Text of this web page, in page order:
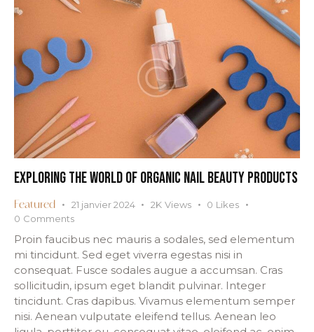
EXPLORING THE WORLD OF ORGANIC NAIL BEAUTY PRODUCTS
Featured 21 janvier 2024 2K Views 0 Likes
0 Comments
Proin faucibus nec mauris a sodales, sed elementum
mi tincidunt. Sed eget viverra egestas nisi in
consequat. Fusce sodales augue a accumsan. Cras
sollicitudin, ipsum eget blandit pulvinar. Integer
tincidunt. Cras dapibus. Vivamus elementum semper
nisi. Aenean vulputate eleifend tellus. Aenean leo